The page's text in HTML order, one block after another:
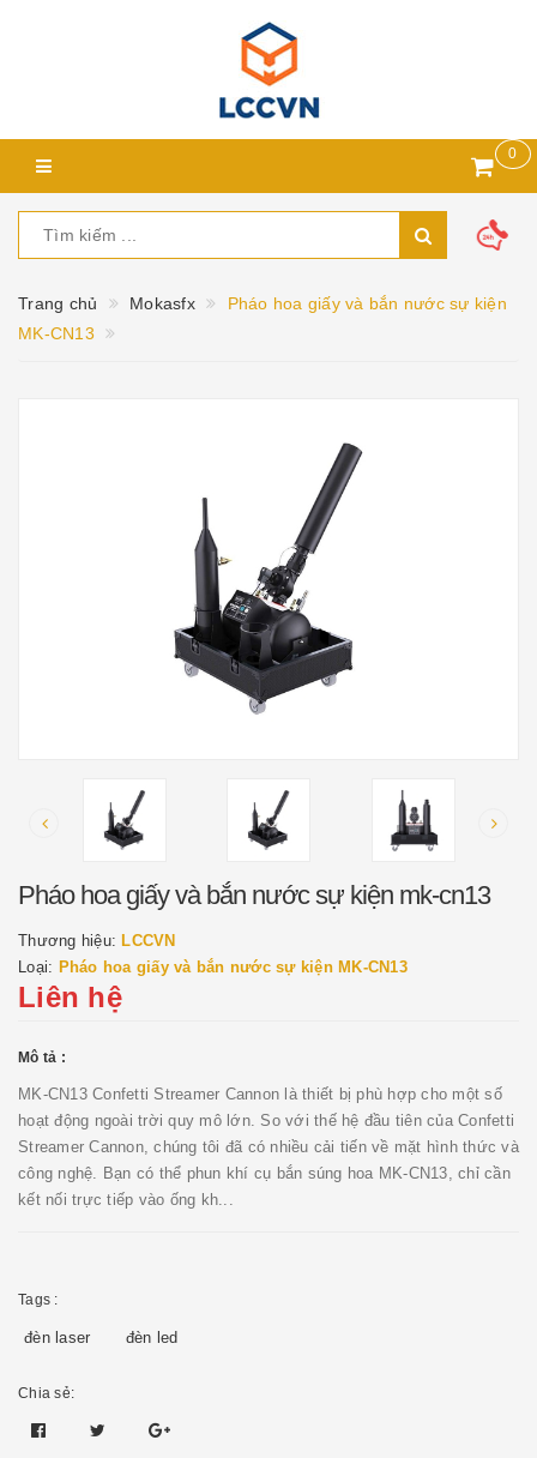
0
Trang chủ Mokasfx
Pháo hoa giấy và bắn nước sự kiện
MK-CN13
Pháo hoa giấy và bắn nước sự kiện mk-cn13
Thương hiệu: LCCVN
Loại: Pháo hoa giấy và bắn nước sự kiện MK-CN13
Liên hệ
Mô tả :
MK-CN13 Confetti Streamer Cannon là thiết bị phù hợp cho một số
hoạt động ngoài trời quy mô lớn. So với thế hệ đầu tiên của Confetti
Streamer Cannon, chúng tôi đã có nhiều cải tiến về mặt hình thức và
công nghệ. Bạn có thể phun khí cụ bắn súng hoa MK-CN13, chỉ cần
kết nối trực tiếp vào ống kh...
Tags :
đèn laser đèn led
Chia sẻ: